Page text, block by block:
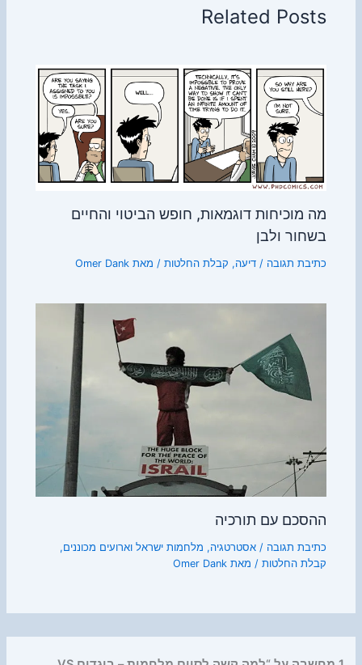
Related Posts
מה מוכיחות דוגמאות, חופש הביטוי והחיים
בשחור ולבן
כתיבת תגובה /דיעה, קבלת החלטות / מאתOmer Dank
ההסכם עם תורכיה
כתיבת תגובה /אסטרטגיה, מלחמות ישראל וארועים מכוננים,
קבלת החלטות / מאתOmer Dank